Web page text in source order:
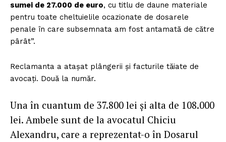
sumei de 27.000 de euro, cu titlu de daune materiale
pentru toate cheltuielile ocazionate de dosarele
penale în care subsemnata am fost antamată de către
pârât”.
Reclamanta a atașat plângerii și facturile tăiate de
avocați. Două la număr.
Una în cuantum de 37.800 lei și alta de 108.000
lei. Ambele sunt de la avocatul Chiciu
Alexandru, care a reprezentat-o în Dosarul